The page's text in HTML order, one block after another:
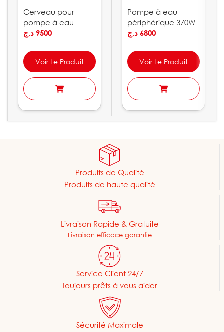
Cerveau pour
pompe à eau
10bar PEDROLLO
9500 د.ج
Voir Le Produit
Pompe à eau
périphérique 370W
0.5HP LEO | APm37
6800 د.ج
Voir Le Produit
Produits de Qualité
Produits de haute qualité
Livraison Rapide & Gratuite
Livraison efficace garantie
Service Client 24/7
Toujours prêts à vous aider
Sécurité Maximale